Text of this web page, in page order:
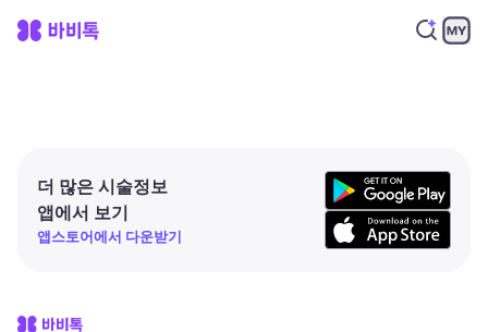
더 많은 시술정보
앱에서 보기
앱스토어에서 다운받기